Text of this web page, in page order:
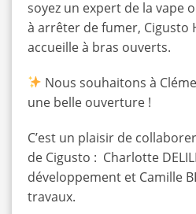
soyez un expert de la vape
à arrêter de fumer, Cigusto
accueille à bras ouverts.
Nous souhaitons à
une belle ouverture !
C’est un plaisir de
de Cigusto : Charlotte
développement et Camille
travaux.